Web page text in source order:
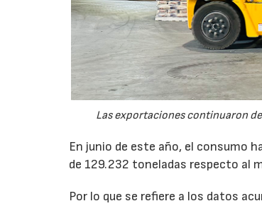
Las exportaciones continuaron
En junio de este año, el consumo
de 129.232 toneladas respecto al
Por lo que se refiere a los datos